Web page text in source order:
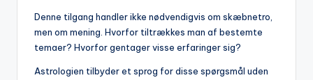
Denne tilgang handler ikke nødvendigvis om skæbnetro,
men om mening. Hvorfor tiltrækkes man af bestemte
temaer? Hvorfor gentager visse erfaringer sig?
Astrologien tilbyder et sprog for disse spørgsmål uden